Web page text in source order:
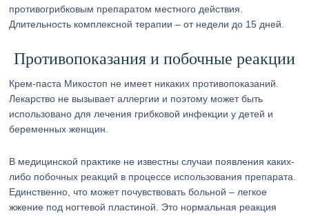
противогрибковым препаратом местного действия.
Длительность комплексной терапии – от недели до 15 дней.
Противопоказания и побочные реакции
Крем-паста Микостоп не имеет никаких противопоказаний.
Лекарство не вызывает аллергии и поэтому может быть
использовано для лечения грибковой инфекции у детей и
беременных женщин.
В медицинской практике не известны случаи появления каких-
либо побочных реакций в процессе использования препарата.
Единственно, что может почувствовать больной – легкое
жжение под ногтевой пластиной. Это нормальная реакция